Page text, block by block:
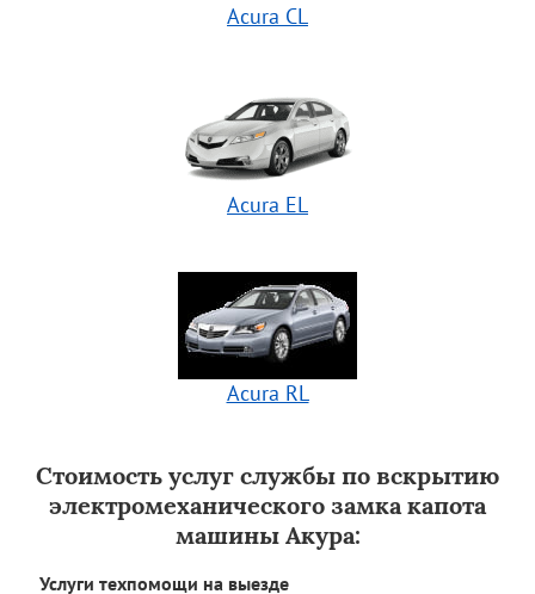
Acura CL
Acura EL
Acura RL
Стоимость услуг службы по вскрытию
электромеханического замка капота
машины Акура:
Услуги техпомощи на выезде